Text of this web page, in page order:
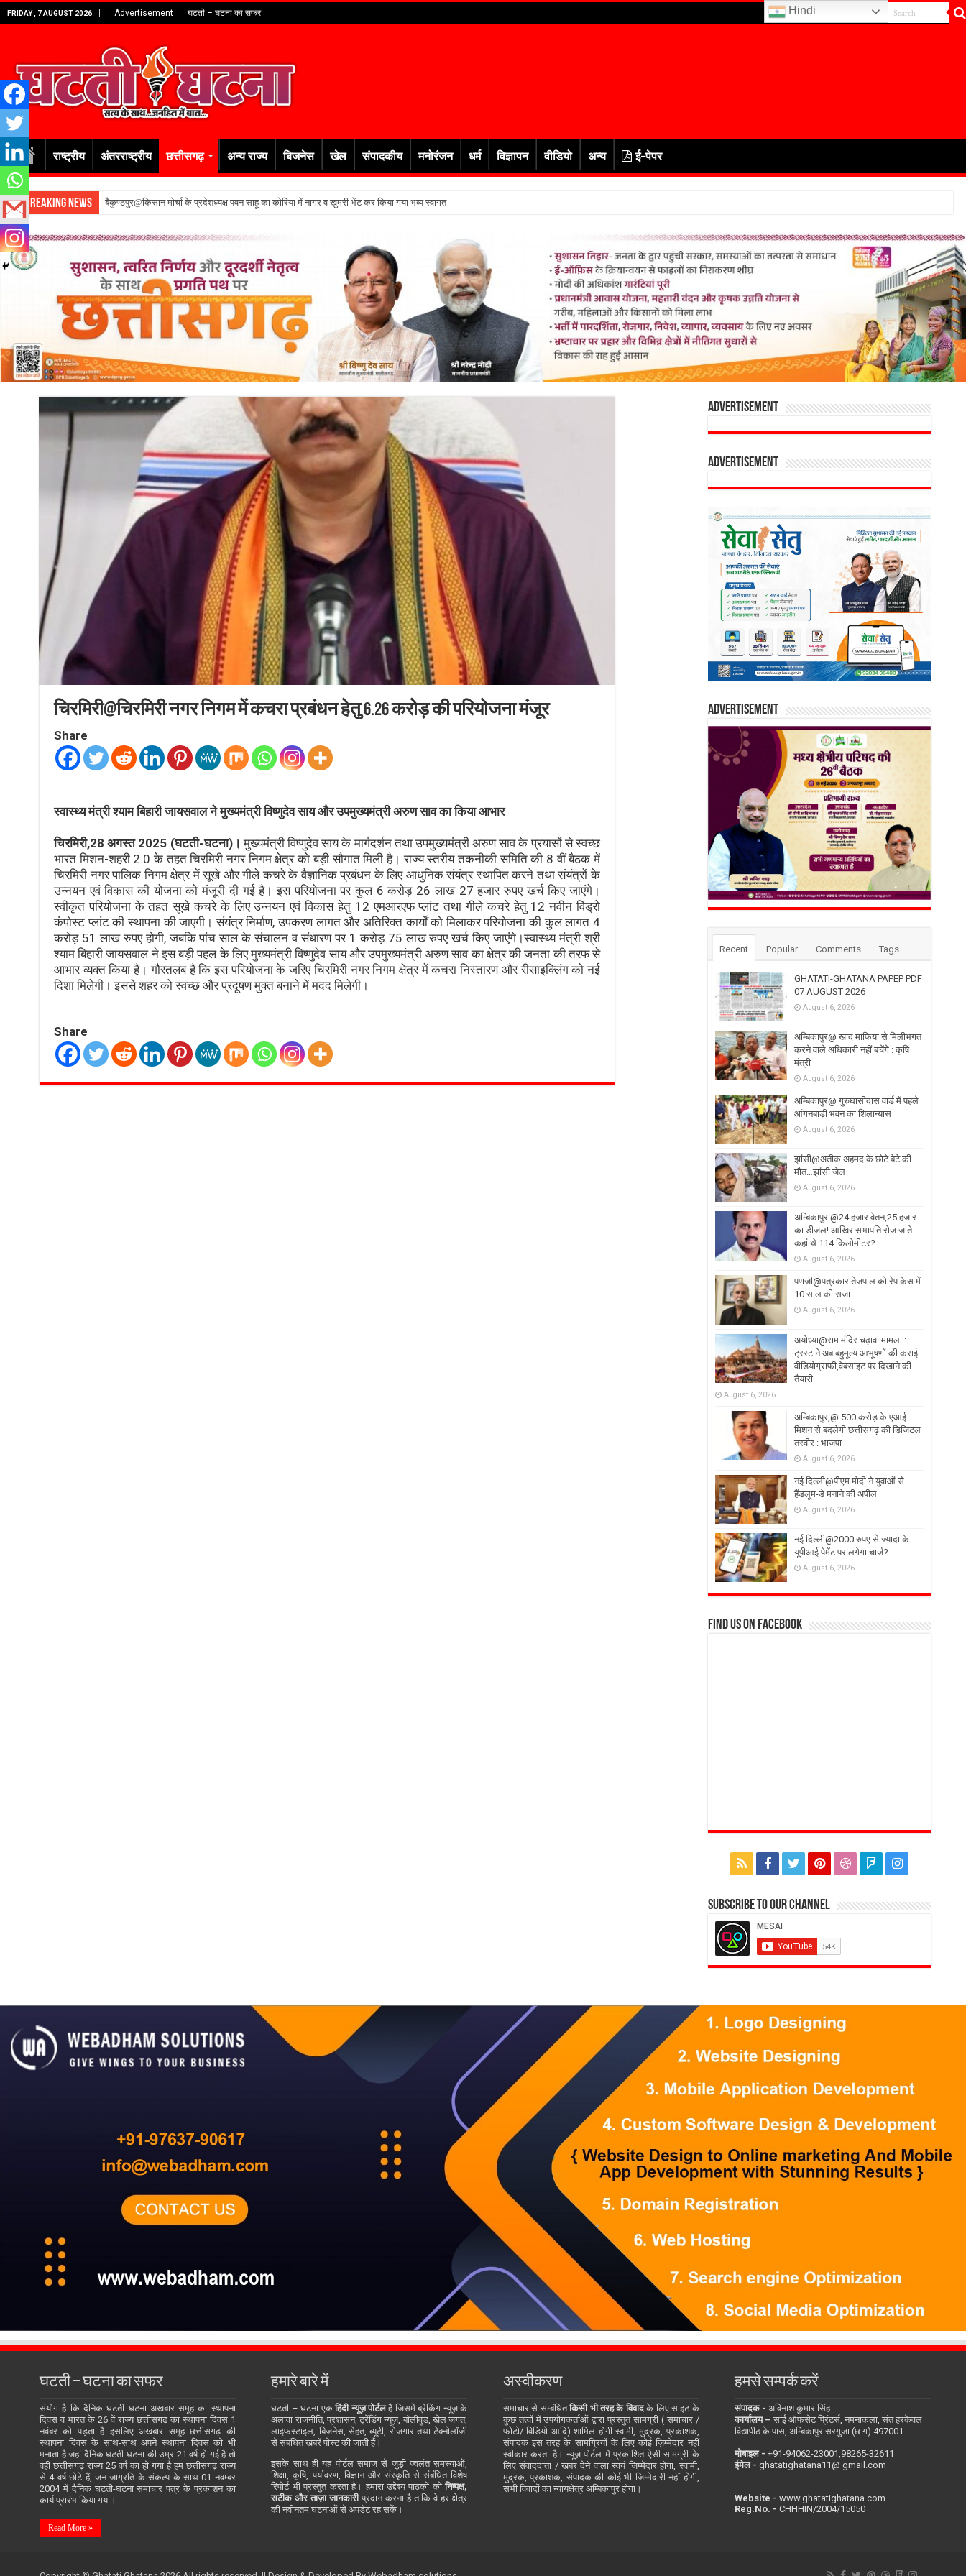
FRIDAY , 7 AUGUST 2026 Advertisement घटती – घटना का सफर
राष्ट्रीय अंतरराष्ट्रीय छत्तीसगढ़ अन्य राज्य बिजनेस खेल संपादकीय मनोरंजन धर्म विज्ञापन वीडियो अन्य ई-पेपर
Breaking News बैकुण्ठपुर@किसान मोर्चा के प्रदेशध्यक्ष पवन साहू का कोरिया में नागर व खुमरी भेंट कर किया गया भव्य स्वागत
चिरमिरी@चिरमिरी नगर निगम में कचरा प्रबंधन हेतु 6.26 करोड़ की परियोजना मंजूर
Share
स्वास्थ्य मंत्री श्याम बिहारी जायसवाल ने मुख्यमंत्री विष्णुदेव साय और उपमुख्यमंत्री अरुण साव का किया आभार
चिरमिरी,28 अगस्त 2025 (घटती-घटना)। मुख्यमंत्री विष्णुदेव साय के मार्गदर्शन तथा उपमुख्यमंत्री अरुण साव के प्रयासों से स्वच्छ
भारत मिशन-शहरी 2.0 के तहत चिरमिरी नगर निगम क्षेत्र को बड़ी सौगात मिली है। राज्य स्तरीय तकनीकी समिति की 8 वीं बैठक में
चिरमिरी नगर पालिक निगम क्षेत्र में सूखे और गीले कचरे के वैज्ञानिक प्रबंधन के लिए आधुनिक संयंत्र स्थापित करने तथा संयंत्रों के
उन्नयन एवं विकास की योजना को मंजूरी दी गई है। इस परियोजना पर कुल 6 करोड़ 26 लाख 27 हजार रुपए खर्च किए जाएंगे।
स्वीकृत परियोजना के तहत सूखे कचरे के लिए उन्नयन एवं विकास हेतु 12 एमआरएफ प्लांट तथा गीले कचरे हेतु 12 नवीन विंड्रो
कंपोस्ट प्लांट की स्थापना की जाएगी। संयंत्र निर्माण, उपकरण लागत और अतिरिक्त कार्यों को मिलाकर परियोजना की कुल लागत 4
करोड़ 51 लाख रुपए होगी, जबकि पांच साल के संचालन व संधारण पर 1 करोड़ 75 लाख रुपए खर्च किए जाएंगे।स्वास्थ्य मंत्री श्री
श्याम बिहारी जायसवाल ने इस बड़ी पहल के लिए मुख्यमंत्री विष्णुदेव साय और उपमुख्यमंत्री अरुण साव का क्षेत्र की जनता की तरफ से
आभार व्यक्त किया है। गौरतलब है कि इस परियोजना के जरिए चिरमिरी नगर निगम क्षेत्र में कचरा निस्तारण और रीसाइक्लिंग को नई
दिशा मिलेगी। इससे शहर को स्वच्छ और प्रदूषण मुक्त बनाने में मदद मिलेगी।
Share
Advertisement
Advertisement
Advertisement
Recent Popular Comments Tags
GHATATI-GHATANA PAPEP PDF
07 AUGUST 2026
August 6, 2026
अम्बिकापुर@ खाद माफिया से मिलीभगत
करने वाले अधिकारी नहीं बचेंगे : कृषि
मंत्री
August 6, 2026
अम्बिकापुर@ गुरुघासीदास वार्ड में पहले
आंगनबाड़ी भवन का शिलान्यास
August 6, 2026
झांसी@अतीक अहमद के छोटे बेटे की
मौत…झांसी जेल
August 6, 2026
अम्बिकापुर @24 हजार वेतन,25 हजार
का डीजल! आखिर सभापति रोज जाते
कहां थे 114 किलोमीटर?
August 6, 2026
पणजी@पत्रकार तेजपाल को रेप केस में
10 साल की सजा
August 6, 2026
अयोध्या@राम मंदिर चढ़ावा मामला :
ट्रस्ट ने अब बहुमूल्य आभूषणों की कराई
वीडियोग्राफी,वेबसाइट पर दिखाने की
तैयारी
August 6, 2026
अम्बिकापुर,@ 500 करोड़ के एआई
मिशन से बदलेगी छत्तीसगढ़ की डिजिटल
तस्वीर : भाजपा
August 6, 2026
नई दिल्ली@पीएम मोदी ने युवाओं से
हैंडलूम-डे मनाने की अपील
August 6, 2026
नई दिल्ली@2000 रुपए से ज्यादा के
यूपीआई पेमेंट पर लगेगा चार्ज?
August 6, 2026
Find us on Facebook
Subscribe to our Channel
घटती – घटना का सफर
संयोग है कि दैनिक घटती घटना अखबार समूह का स्थापना
दिवस व भारत के 26 वें राज्य छत्तीसगढ़ का स्थापना दिवस 1
नवंबर को पड़ता है इसलिए अखबार समूह छत्तीसगढ़ की
स्थापना दिवस के साथ-साथ अपने स्थापना दिवस को भी
मनाता है जहां दैनिक घटती घटना की उम्र 21 वर्ष हो गई है तो
वही छत्तीसगढ़ राज्य 25 वर्ष का हो गया है हम छत्तीसगढ़ राज्य
से 4 वर्ष छोटे हैं, जन जाग्रति के संकल्प के साथ 01 नवम्बर
2004 में दैनिक घटती-घटना समाचार पत्र के प्रकाशन का
कार्य प्रारंभ किया गया।
Read More »
हमारे बारे में
घटती – घटना एकहिंदी न्यूज़ पोर्टलहै जिसमें ब्रेकिंग न्यूज़ के
अलावा राजनीति, प्रशासन, ट्रेंडिंग न्यूज़, बॉलीवुड, खेल जगत,
लाइफस्टाइल, बिजनेस, सेहत, ब्यूटी, रोजगार तथा टेक्नोलॉजी
से संबंधित खबरें पोस्ट की जाती हैं।
इसके साथ ही यह पोर्टल समाज से जुड़ी ज्वलंत समस्याओं,
शिक्षा, कृषि, पर्यावरण, विज्ञान और संस्कृति से संबंधित विशेष
रिपोर्ट भी प्रस्तुत करता है। हमारा उद्देश्य पाठकों कोनिष्पक्ष,
सटीक और ताज़ा जानकारीप्रदान करना है ताकि वे हर क्षेत्र
की नवीनतम घटनाओं से अपडेट रह सकें।
अस्वीकरण
समाचार से सम्बंधितकिसी भी तरह के विवादके लिए साइट के
कुछ तत्वों में उपयोगकर्ताओं द्वारा प्रस्तुत सामग्री ( समाचार /
फोटो/ विडियो आदि) शामिल होगी स्वामी, मुद्रक, प्रकाशक,
संपादक इस तरह के सामग्रियों के लिए कोई ज़िम्मेदार नहीं
स्वीकार करता है। न्यूज़ पोर्टल में प्रकाशित ऐसी सामग्री के
लिए संवाददाता / खबर देने वाला स्वयं जिम्मेदार होगा, स्वामी,
मुद्रक, प्रकाशक, संपादक की कोई भी जिम्मेदारी नहीं होगी,
सभी विवादों का न्यायक्षेत्र अम्बिकापुर होगा।
हमसे सम्पर्क करें
संपादक -अविनाश कुमार सिंह
कार्यालय –सांई ऑफसेट प्रिंटर्स, नमनाकला, संत हरकेवल
विद्यापीठ के पास, अम्बिकापुर सरगुजा (छ.ग) 497001.
मोबाइल - ‪+91-94062-23001‬,98265-32611
ईमेल -ghatatighatana11@ gmail.com
Website -www.ghatatighatana.com
Reg.No. -CHHHIN/2004/15050
Hindi